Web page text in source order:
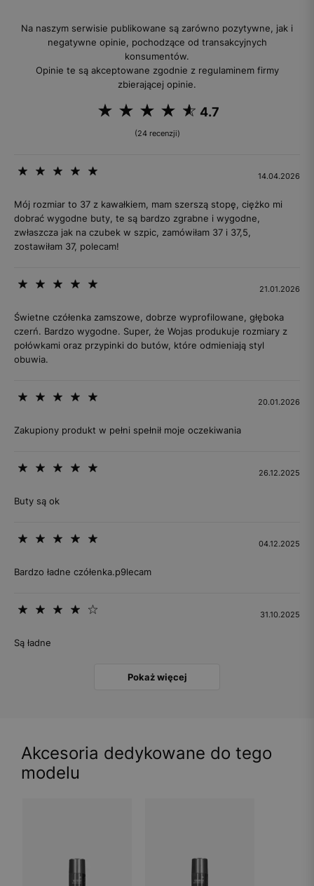
Na naszym serwisie publikowane są zarówno pozytywne, jak i
negatywne opinie, pochodzące od transakcyjnych
konsumentów.
Opinie te są akceptowane zgodnie z regulaminem firmy
zbierającej opinie.
4.7
(24 recenzji)
14.04.2026
Mój rozmiar to 37 z kawałkiem, mam szerszą stopę, ciężko mi
dobrać wygodne buty, te są bardzo zgrabne i wygodne,
zwłaszcza jak na czubek w szpic, zamówiłam 37 i 37,5,
zostawiłam 37, polecam!
21.01.2026
Świetne czółenka zamszowe, dobrze wyprofilowane, głęboka
czerń. Bardzo wygodne. Super, że Wojas produkuje rozmiary z
połówkami oraz przypinki do butów, które odmieniają styl
obuwia.
20.01.2026
Zakupiony produkt w pełni spełnił moje oczekiwania
26.12.2025
Buty są ok
04.12.2025
Bardzo ładne czółenka.p9lecam
31.10.2025
Są ładne
Pokaż więcej
Akcesoria dedykowane do tego
modelu